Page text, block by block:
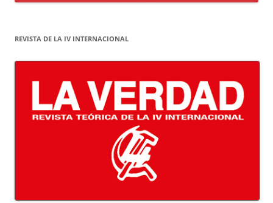
REVISTA DE LA IV INTERNACIONAL